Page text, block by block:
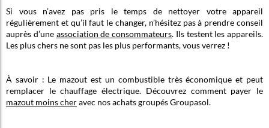
Si vous n’avez pas pris le temps de nettoyer votre appareil
régulièrement et qu’il faut le changer, n’hésitez pas à prendre conseil
auprès d’une association de consommateurs. Ils testent les appareils.
Les plus chers ne sont pas les plus performants, vous verrez !
À savoir : Le mazout est un combustible très économique et peut
remplacer le chauffage électrique. Découvrez comment payer le
mazout moins cheravec nos achats groupés Groupasol.